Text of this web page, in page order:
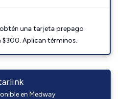
una tarjeta prepago
Aplican términos.
en Medway